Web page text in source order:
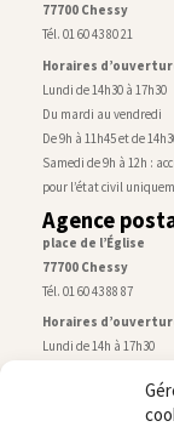
77700 Chessy
Tél. 01 60 43 80 21
Horaires
Lundi de 14h30 à 17h30
Du mardi au vendredi
De 9h à 11h45 et de
Samedi de 9h à 12h :
pour l’état civil
Agence
place de l’Église
77700 Chessy
Tél. 01 60 43 88 87
Horaires
Lundi de 14h à 17h30
De 9h30 à 12h30 et de
Samedi de 9h à 12h